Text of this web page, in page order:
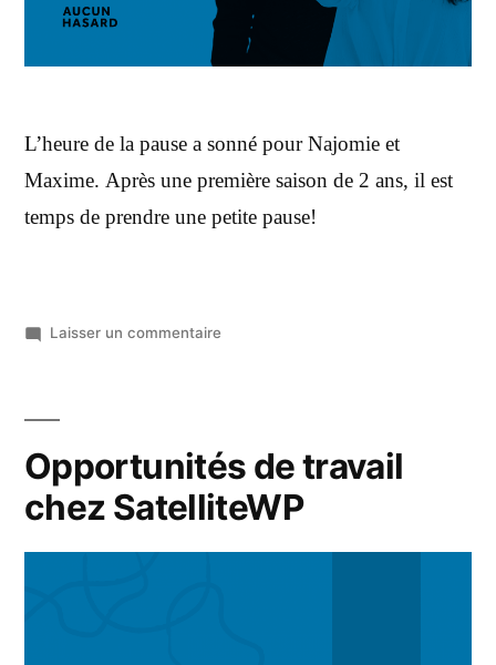
L’heure de la pause a sonné pour Najomie et
Maxime. Après une première saison de 2 ans, il est
temps de prendre une petite pause!
Laisser un commentaire
Opportunités de travail
chez SatelliteWP